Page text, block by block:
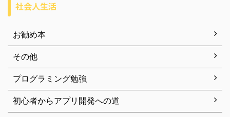
社会人生活
お勧め本
その他
プログラミング勉強
初心者からアプリ開発への道